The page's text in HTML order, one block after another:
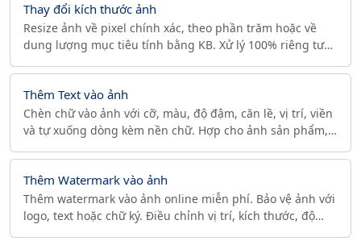
Thay đổi kích thước ảnh
Resize ảnh về pixel chính xác, theo phần trăm hoặc về
dung lượng mục tiêu tính bằng KB. Xử lý 100% riêng tư
Thêm Text vào ảnh
Chèn chữ vào ảnh với cỡ, màu, độ đậm, căn lề, vị trí, viền
và tự xuống dòng kèm nền chữ. Hợp cho ảnh sản phẩm,
Thêm Watermark vào ảnh
Thêm watermark vào ảnh online miễn phí. Bảo vệ ảnh với
logo, text hoặc chữ ký. Điều chỉnh vị trí, kích thước, độ